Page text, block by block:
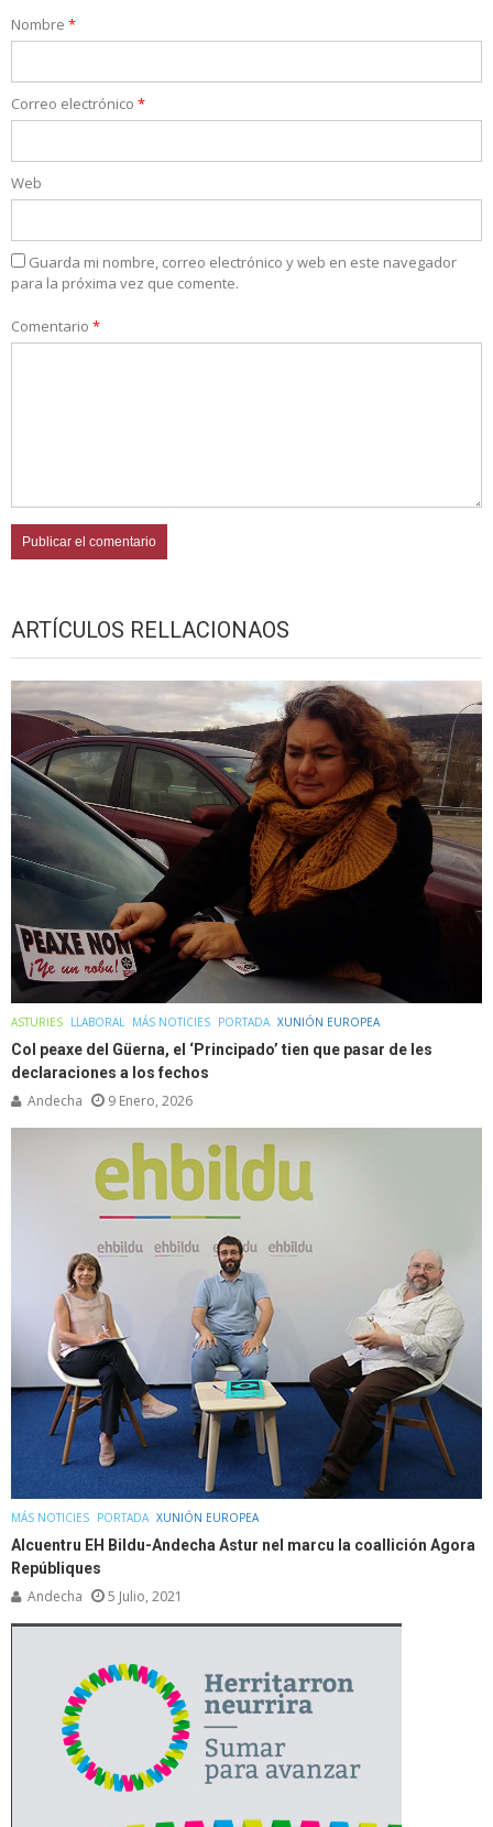
Nombre *
Correo electrónico *
Web
Guarda mi nombre, correo electrónico y web en este navegador
para la próxima vez que comente.
Comentario *
ARTÍCULOS RELLACIONAOS
ASTURIES LLABORAL MÁS NOTICIES PORTADA XUNIÓN EUROPEA
Col peaxe del Güerna, el ‘Principado’ tien que pasar de les
declaraciones a los fechos
Andecha 9 Enero, 2026
MÁS NOTICIES PORTADA XUNIÓN EUROPEA
Alcuentru EH Bildu-Andecha Astur nel marcu la coallición Agora
Repúbliques
Andecha 5 Julio, 2021